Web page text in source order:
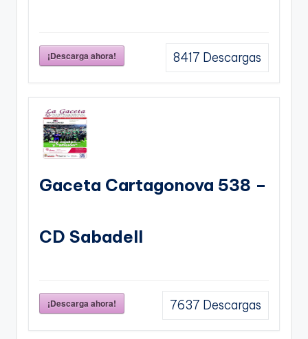
¡Descarga ahora! 8417 Descargas
Gaceta Cartagonova 538 –
CD Sabadell
¡Descarga ahora! 7637 Descargas